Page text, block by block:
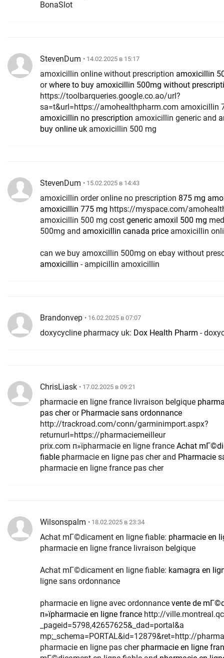
BonaSlot
StevenDum • 14.02.2025 в 15:17
amoxicillin online without prescription amoxicillin
orwhere to buy amoxicillin 500mg without
https://toolbarqueries.google.co.ao/url?
sa=t&url=https://amohealthpharm.com amoxicillin
amoxicillin no prescription amoxicillin generic and
buy online uk amoxicillin 500 mg
StevenDum • 15.02.2025 в 14:43
amoxicillin order online no prescription 875 mg
amoxicillin 775 mg
amoxicillin 500 mg cost generic amoxil 500 mg
500mg and amoxicillin canada price amoxicillin
can we buy amoxcillin 500mg on ebay without
amoxicillin - ampicillin amoxicillin
Brandonvep • 16.02.2025 в 07:07
doxycycline pharmacy uk: Dox Health Pharm -
ChrisLiask • 17.02.2025 в 09:21
pharmacie en ligne france livraison belgique
pas cheror Pharmacie sans ordonnance
http://trackroad.com/conn/garminimport.aspx?
returnurl=https://pharmaciemeilleur
prix.com п»їpharmacie en ligne france Achat
fiable pharmacie en ligne pas cher and Pharmacie
pharmacie en ligne france pas cher
Wilsonspalm • 18.02.2025 в 23:34
Achat mГ©dicament en ligne fiable: pharmacie en
pharmacie en ligne france livraison belgique
Achat mГ©dicament en ligne fiable: kamagra en
ligne sans ordonnance
pharmacie en ligne avec ordonnance vente de
п»їpharmacie en ligne france
_pageid=5798,42657625&_dad=portal&a
mp;_schema=PORTAL&id=12879&ret=http://
pharmacie en ligne pas cher pharmacie en ligne